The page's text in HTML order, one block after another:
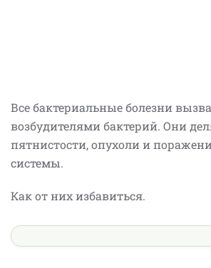
Все бактериальные болезни
возбудителями бактерий. Они
пятнистости, опухоли и
системы.
Как от них избавиться.